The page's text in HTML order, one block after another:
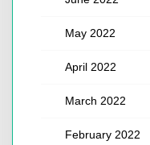
May 2022
April 2022
March 2022
February 2022